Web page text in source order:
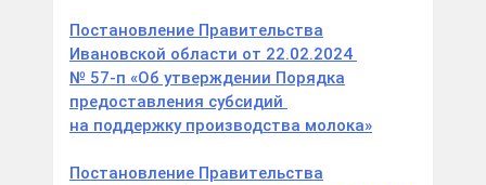
Постановление Правительства
Ивановской области от 22.02.2024
№ 57-п «Об утверждении Порядка
предоставления субсидий
на поддержку производства молока»
Постановление Правительства